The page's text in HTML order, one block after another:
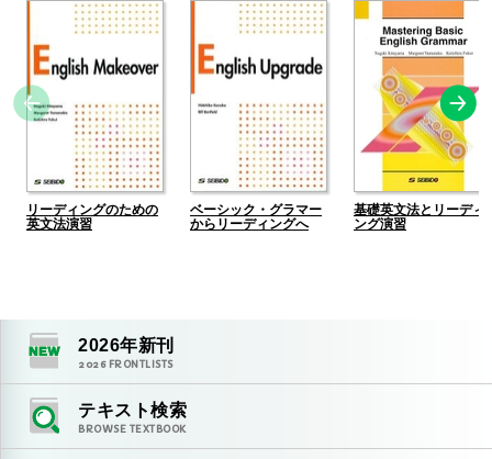
リーディングのための
英文法演習
ベーシック・グラマー
からリーディングへ
基礎英文法とリーディ
ング演習
2026年新刊
2026FRONTLISTS
テキスト検索
BROWSE TEXTBOOK